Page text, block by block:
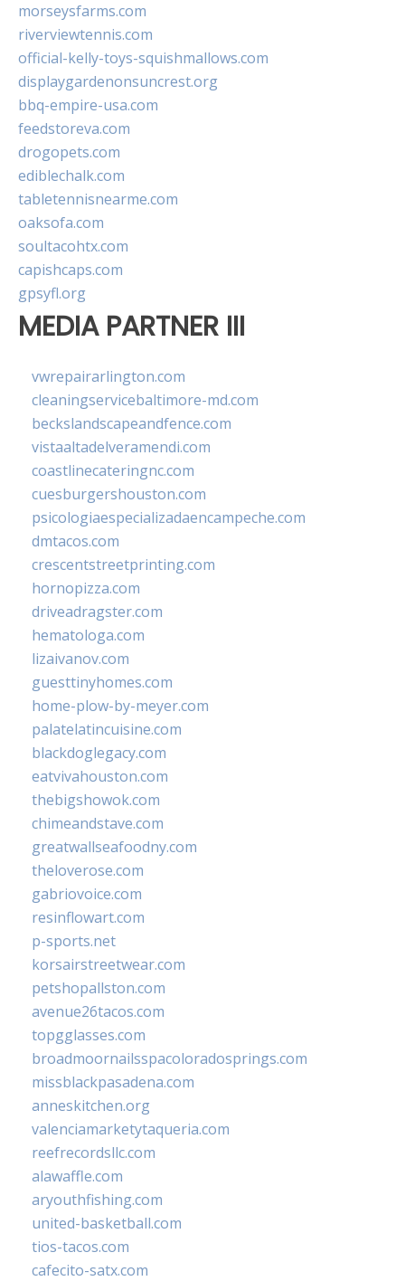
morseysfarms.com
riverviewtennis.com
official-kelly-toys-squishmallows.com
displaygardenonsuncrest.org
bbq-empire-usa.com
feedstoreva.com
drogopets.com
ediblechalk.com
tabletennisnearme.com
oaksofa.com
soultacohtx.com
capishcaps.com
gpsyfl.org
MEDIA PARTNER III
vwrepairarlington.com
cleaningservicebaltimore-md.com
beckslandscapeandfence.com
vistaaltadelveramendi.com
coastlinecateringnc.com
cuesburgershouston.com
psicologiaespecializadaencampeche.com
dmtacos.com
crescentstreetprinting.com
hornopizza.com
driveadragster.com
hematologa.com
lizaivanov.com
guesttinyhomes.com
home-plow-by-meyer.com
palatelatincuisine.com
blackdoglegacy.com
eatvivahouston.com
thebigshowok.com
chimeandstave.com
greatwallseafoodny.com
theloverose.com
gabriovoice.com
resinflowart.com
p-sports.net
korsairstreetwear.com
petshopallston.com
avenue26tacos.com
topgglasses.com
broadmoornailsspacoloradosprings.com
missblackpasadena.com
anneskitchen.org
valenciamarketytaqueria.com
reefrecordsllc.com
alawaffle.com
aryouthfishing.com
united-basketball.com
tios-tacos.com
cafecito-satx.com